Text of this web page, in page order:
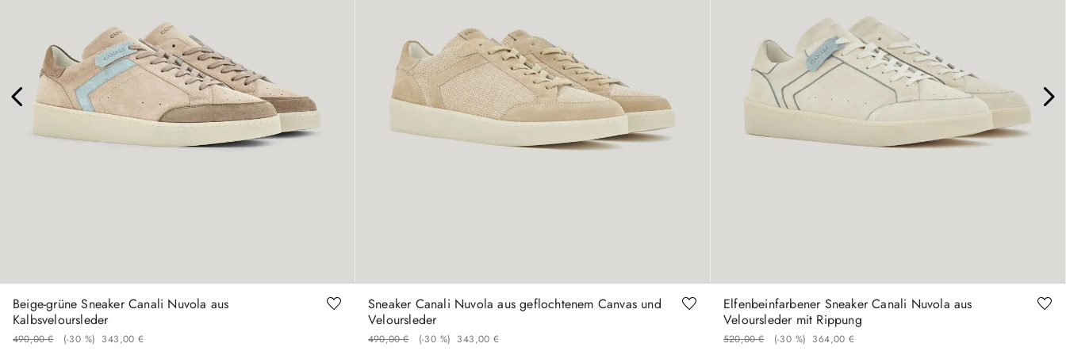
Beige-grüne Sneaker Canali Nuvola aus
Kalbsveloursleder
490,00 € (-30 %) 343,00 €
Sneaker Canali Nuvola aus geflochtenem Canvas und
Veloursleder
490,00 € (-30 %) 343,00 €
Elfenbeinfarbener Sneaker Canali Nuvola aus
Veloursleder mit Rippung
520,00 € (-30 %) 364,00 €